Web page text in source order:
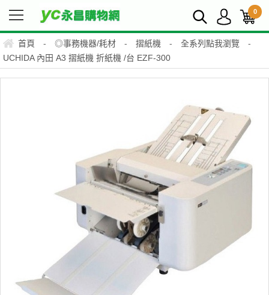
0
首頁 - ◎事務機器/耗材 - 摺紙機 - 全系列點我瀏覽
-
UCHIDA 內田 A3 摺紙機 折紙機 /台 EZF-300